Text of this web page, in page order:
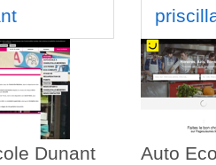
Dunant
Auto